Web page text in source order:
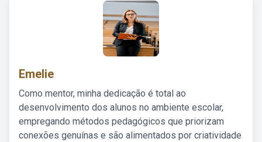
Emelie
Como mentor, minha dedicação é total ao
desenvolvimento dos alunos no ambiente escolar,
empregando métodos pedagógicos que priorizam
conexões genuínas e são alimentados por criatividade